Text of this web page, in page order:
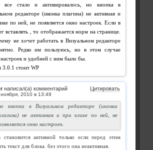
все стало и активировалось, но кнопка в
редакторе (иконка плагина) не активная и
по ней, не появляется окно настроек. Если в
вставлять , то отображается норм на странице.
не хочет работать в Визуальном редакторе
Редко им пользуюсь, но в этом случае
и удобней с ним было бы.
3.0.1 стоит WP
написал(а) комментарий Цитировать
кнопка в Визуальном редакторе (иконка
не активная и при клике по ней, не
окно настроек.
становится активной только если перед этим
текст для блока. без этого она неактивная.